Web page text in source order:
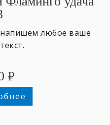
любое ваше
₽